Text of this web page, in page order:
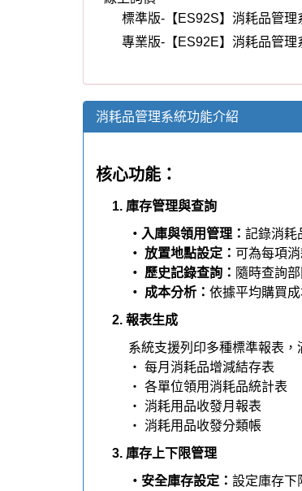
‧ 各單位領用消耗品統計表
‧ 消耗用品收發月報表
‧ 消耗用品收發分類帳
‧安全庫存設定：設定庫存下
‧最高庫存上限：設定庫存上
4. 資料管理與互通
‧ 資料備份：管理者可隨時備
系統優勢：
‧ 操作簡單：
‧ 效率提升：自動化報表生
‧ 靈活應用：支援多場景使
應用場景：
‧ 企業與機關：
‧ 採購部門：精準掌握庫存